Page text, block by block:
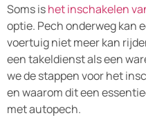
Soms ishet inschakelen
optie. Pech onderweg kan
voertuig niet meer kan
een takeldienst als een
we de stappen voor het
en waarom dit een
met autopech.